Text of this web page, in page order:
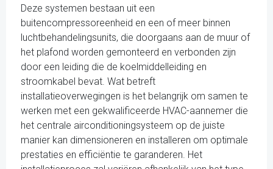
Deze systemen bestaan uit een
buitencompressoreenheid en een of meer binnen
luchtbehandelingsunits, die doorgaans aan de muur of
het plafond worden gemonteerd en verbonden zijn
door een leiding die de koelmiddelleiding en
stroomkabel bevat. Wat betreft
installatieoverwegingen is het belangrijk om samen te
werken met een gekwalificeerde HVAC-aannemer die
het centrale airconditioningsysteem op de juiste
manier kan dimensioneren en installeren om optimale
prestaties en efficiëntie te garanderen. Het